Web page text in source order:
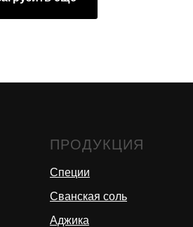
ПРОДУКЦИЯ
Специи
Сванская соль
Аджика